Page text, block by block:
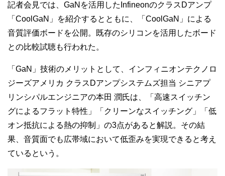
記者会見では、GaNを活用したInfineonのクラスDアンプ
「CoolGaN」を紹介するとともに、「CoolGaN」による
音質評価ボードを公開。既存のシリコンを活用したボード
との比較試聴も行われた。
「GaN」技術のメリットとして、インフィニオンテクノロ
ジーズアメリカ クラスDアンプシステムズ担当 シニアプ
リンシパルエンジニアの本田 潤氏は、「高速スイッチン
グによるフラット特性」「クリーンなスイッチング」「低
オン抵抗による熱の抑制」の3点があると解説。その結
果、音質面でも広帯域において低歪みを実現できると考え
ているという。